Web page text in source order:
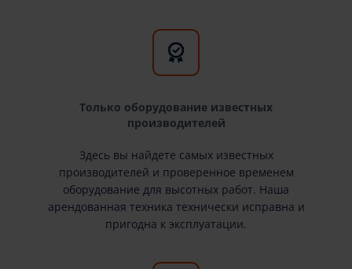
Только оборудование известных
производителей
Здесь вы найдете самых известных
производителей и проверенное временем
оборудование для высотных работ. Наша
арендованная техника технически исправна и
пригодна к эксплуатации.